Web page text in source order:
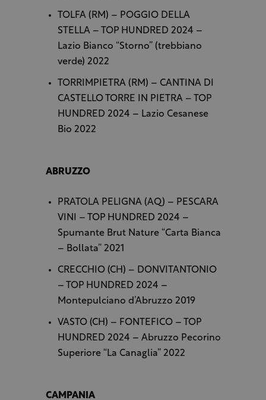
TOLFA (RM) – POGGIO DELLA
STELLA – TOP HUNDRED 2024 –
Lazio Bianco “Storno” (trebbiano
verde) 2022
TORRIMPIETRA (RM) – CANTINA DI
CASTELLO TORRE IN PIETRA – TOP
HUNDRED 2024 – Lazio Cesanese
Bio 2022
ABRUZZO
PRATOLA PELIGNA (AQ) – PESCARA
VINI – TOP HUNDRED 2024 –
Spumante Brut Nature “Carta Bianca
– Bollata” 2021
CRECCHIO (CH) – DONVITANTONIO
– TOP HUNDRED 2024 –
Montepulciano d’Abruzzo 2019
VASTO (CH) – FONTEFICO – TOP
HUNDRED 2024 – Abruzzo Pecorino
Superiore “La Canaglia” 2022
CAMPANIA